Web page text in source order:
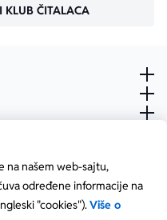
na našem web-sajtu,
određene informacije na
"cookies").Više o
KLUB ČITALACA